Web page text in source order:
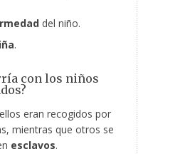
del niño.
.
con los niños
eran recogidos por
mientras que otros se
esclavos.